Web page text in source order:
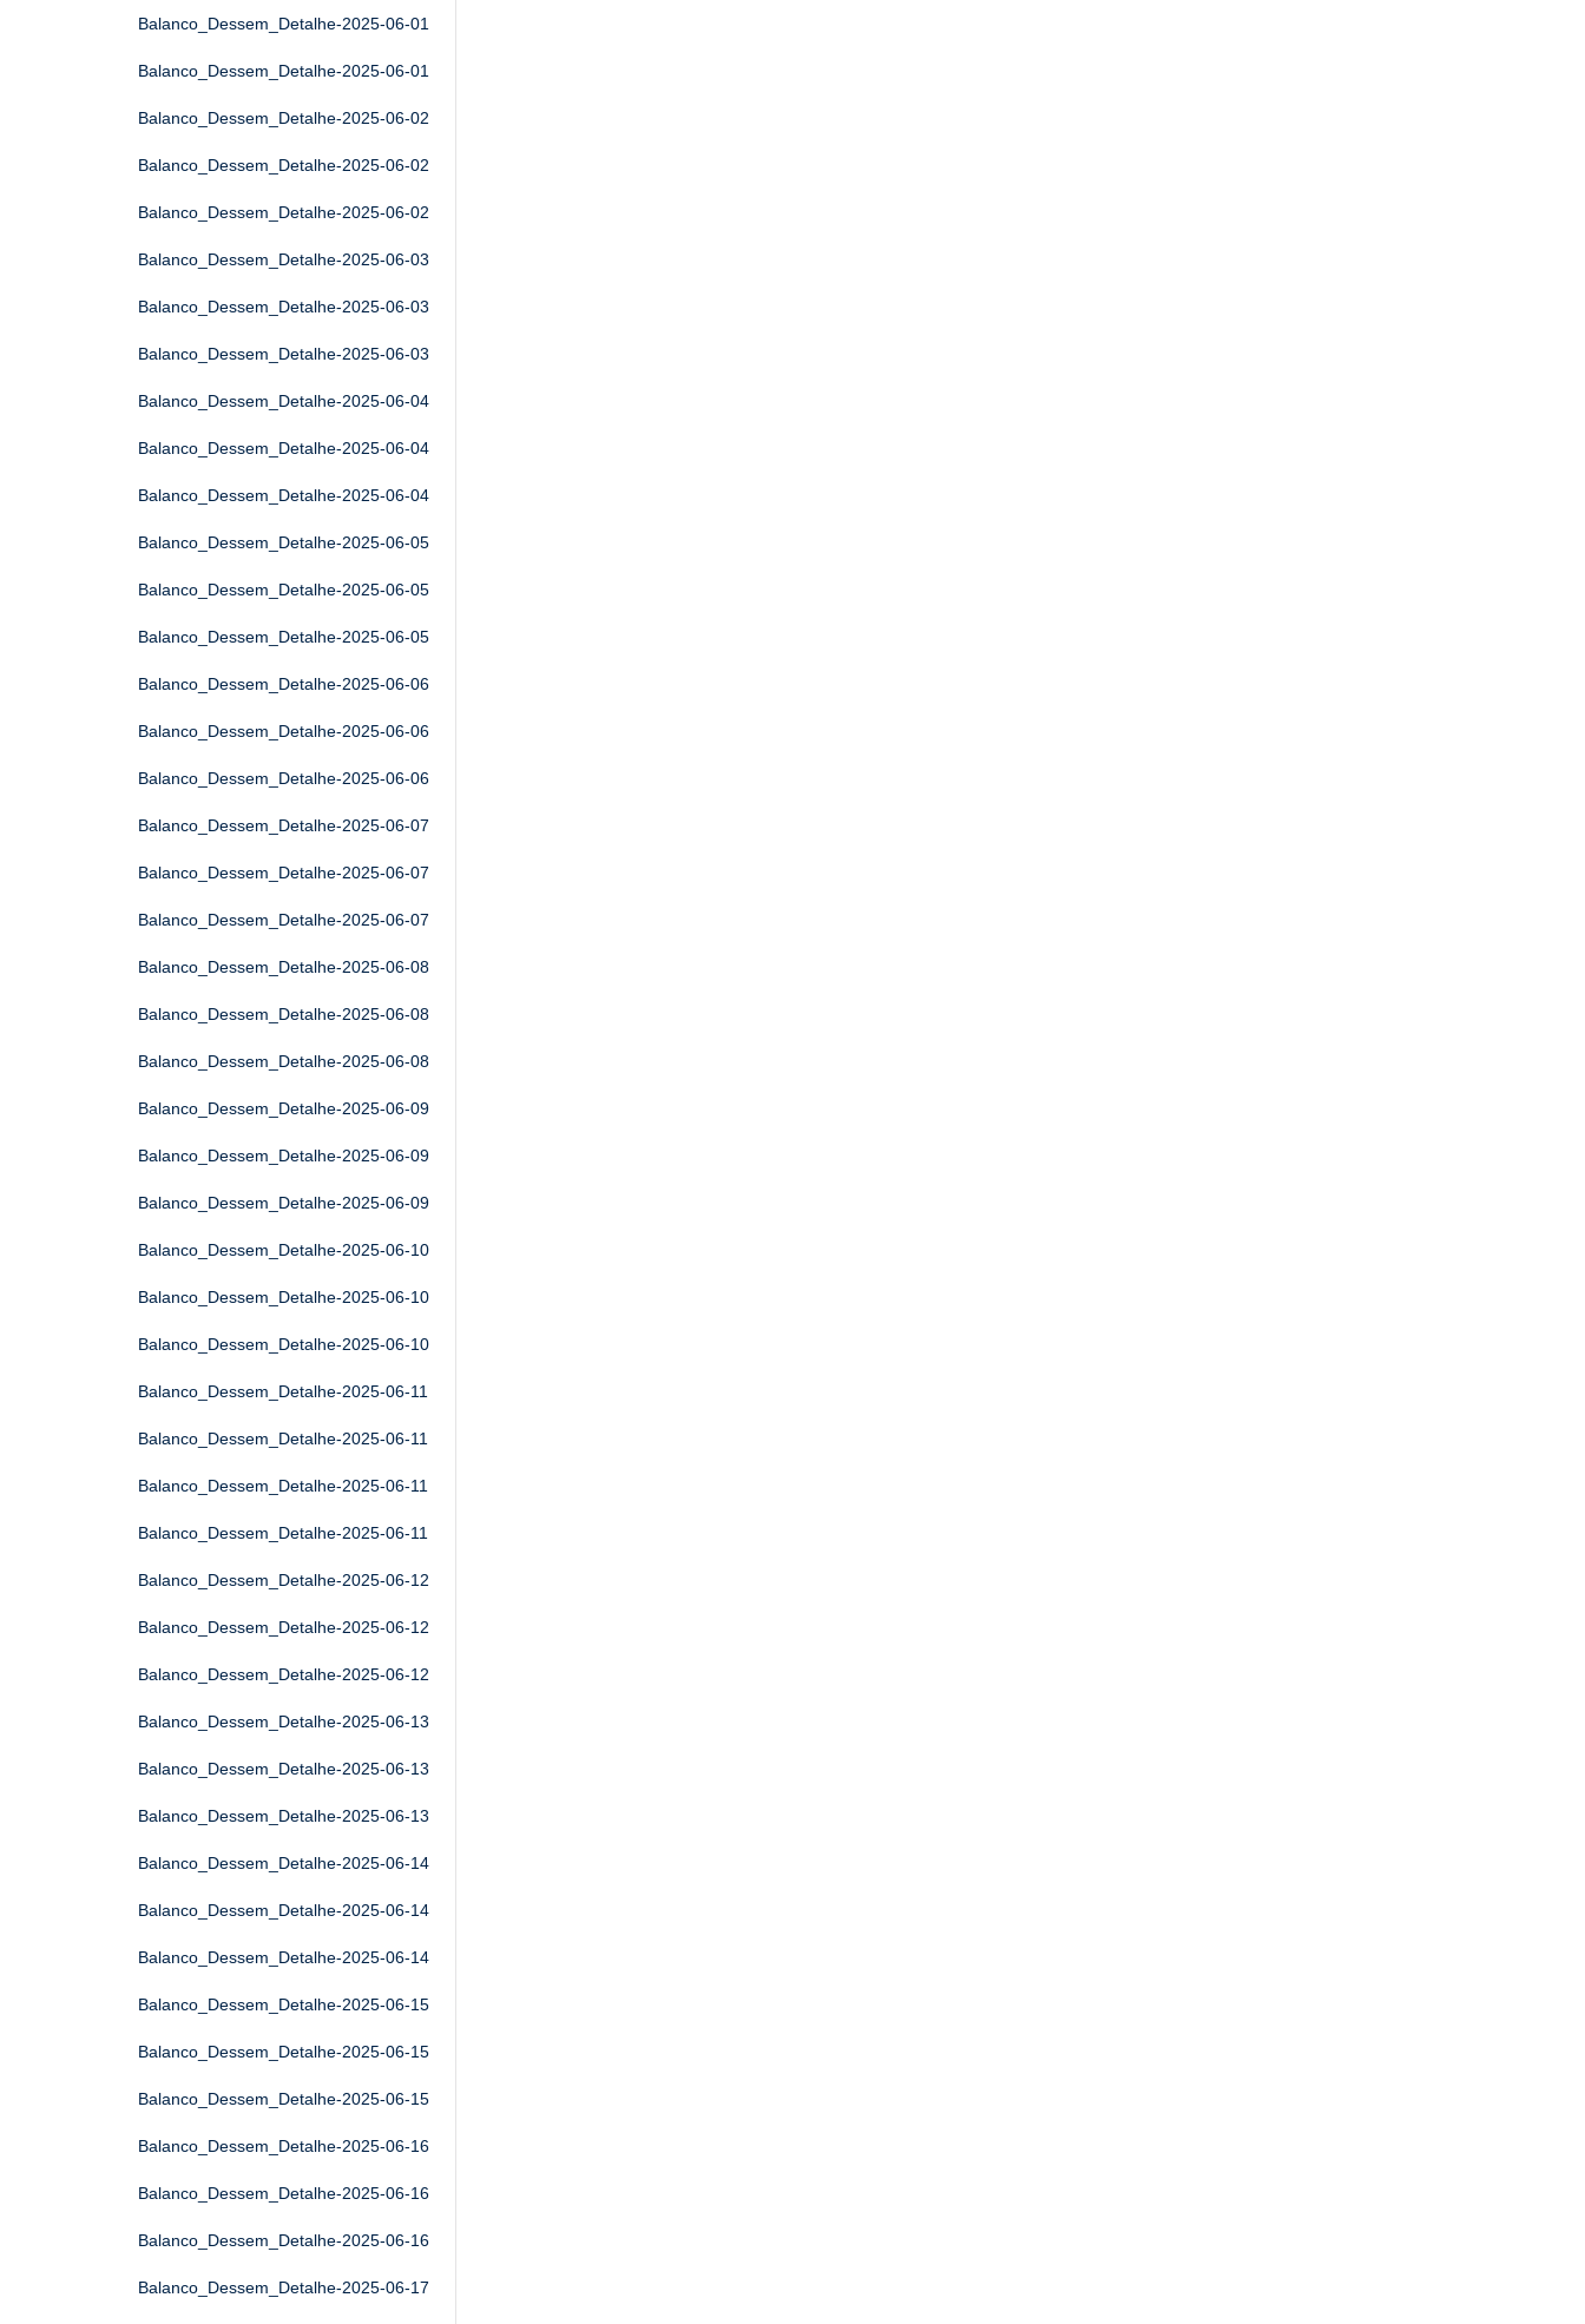
Balanco_Dessem_Detalhe-2025-06-01
Balanco_Dessem_Detalhe-2025-06-01
Balanco_Dessem_Detalhe-2025-06-02
Balanco_Dessem_Detalhe-2025-06-02
Balanco_Dessem_Detalhe-2025-06-02
Balanco_Dessem_Detalhe-2025-06-03
Balanco_Dessem_Detalhe-2025-06-03
Balanco_Dessem_Detalhe-2025-06-03
Balanco_Dessem_Detalhe-2025-06-04
Balanco_Dessem_Detalhe-2025-06-04
Balanco_Dessem_Detalhe-2025-06-04
Balanco_Dessem_Detalhe-2025-06-05
Balanco_Dessem_Detalhe-2025-06-05
Balanco_Dessem_Detalhe-2025-06-05
Balanco_Dessem_Detalhe-2025-06-06
Balanco_Dessem_Detalhe-2025-06-06
Balanco_Dessem_Detalhe-2025-06-06
Balanco_Dessem_Detalhe-2025-06-07
Balanco_Dessem_Detalhe-2025-06-07
Balanco_Dessem_Detalhe-2025-06-07
Balanco_Dessem_Detalhe-2025-06-08
Balanco_Dessem_Detalhe-2025-06-08
Balanco_Dessem_Detalhe-2025-06-08
Balanco_Dessem_Detalhe-2025-06-09
Balanco_Dessem_Detalhe-2025-06-09
Balanco_Dessem_Detalhe-2025-06-09
Balanco_Dessem_Detalhe-2025-06-10
Balanco_Dessem_Detalhe-2025-06-10
Balanco_Dessem_Detalhe-2025-06-10
Balanco_Dessem_Detalhe-2025-06-11
Balanco_Dessem_Detalhe-2025-06-11
Balanco_Dessem_Detalhe-2025-06-11
Balanco_Dessem_Detalhe-2025-06-11
Balanco_Dessem_Detalhe-2025-06-12
Balanco_Dessem_Detalhe-2025-06-12
Balanco_Dessem_Detalhe-2025-06-12
Balanco_Dessem_Detalhe-2025-06-13
Balanco_Dessem_Detalhe-2025-06-13
Balanco_Dessem_Detalhe-2025-06-13
Balanco_Dessem_Detalhe-2025-06-14
Balanco_Dessem_Detalhe-2025-06-14
Balanco_Dessem_Detalhe-2025-06-14
Balanco_Dessem_Detalhe-2025-06-15
Balanco_Dessem_Detalhe-2025-06-15
Balanco_Dessem_Detalhe-2025-06-15
Balanco_Dessem_Detalhe-2025-06-16
Balanco_Dessem_Detalhe-2025-06-16
Balanco_Dessem_Detalhe-2025-06-16
Balanco_Dessem_Detalhe-2025-06-17